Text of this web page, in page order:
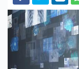
Partager